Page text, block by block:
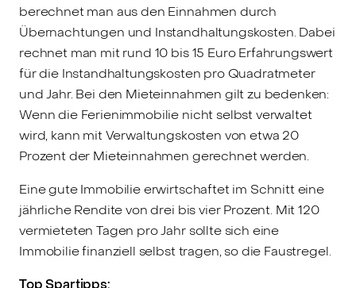
berechnet man aus den Einnahmen durch
Übernachtungen und Instandhaltungskosten. Dabei
rechnet man mit rund 10 bis 15 Euro Erfahrungswert
für die Instandhaltungskosten pro Quadratmeter
und Jahr. Bei den Mieteinnahmen gilt zu bedenken:
Wenn die Ferienimmobilie nicht selbst verwaltet
wird, kann mit Verwaltungskosten von etwa 20
Prozent der Mieteinnahmen gerechnet werden.
Eine gute Immobilie erwirtschaftet im Schnitt eine
jährliche Rendite von drei bis vier Prozent. Mit 120
vermieteten Tagen pro Jahr sollte sich eine
Immobilie finanziell selbst tragen, so die Faustregel.
Top Spartipps: